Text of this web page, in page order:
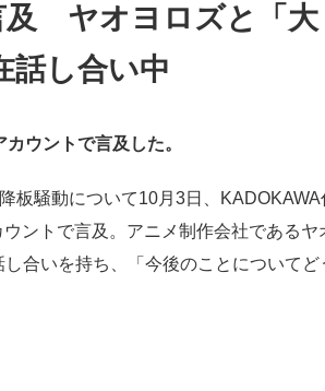
IT製品の技術・比較・事例 製造
エ
及 ヤオヨロズと「大
話し合い中
ウントで言及した。
板騒動について10月3日、KADOKAWA
ントで言及。アニメ制作会社であるヤ
合いを持ち、「今後のことについてど